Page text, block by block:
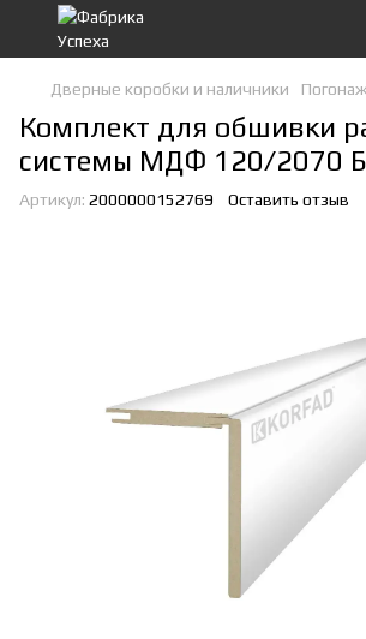
Дверные коробки и наличники
Комплект для обшивки
системы МДФ 120/2070
Артикул: 2000000152769 Оставить отзыв